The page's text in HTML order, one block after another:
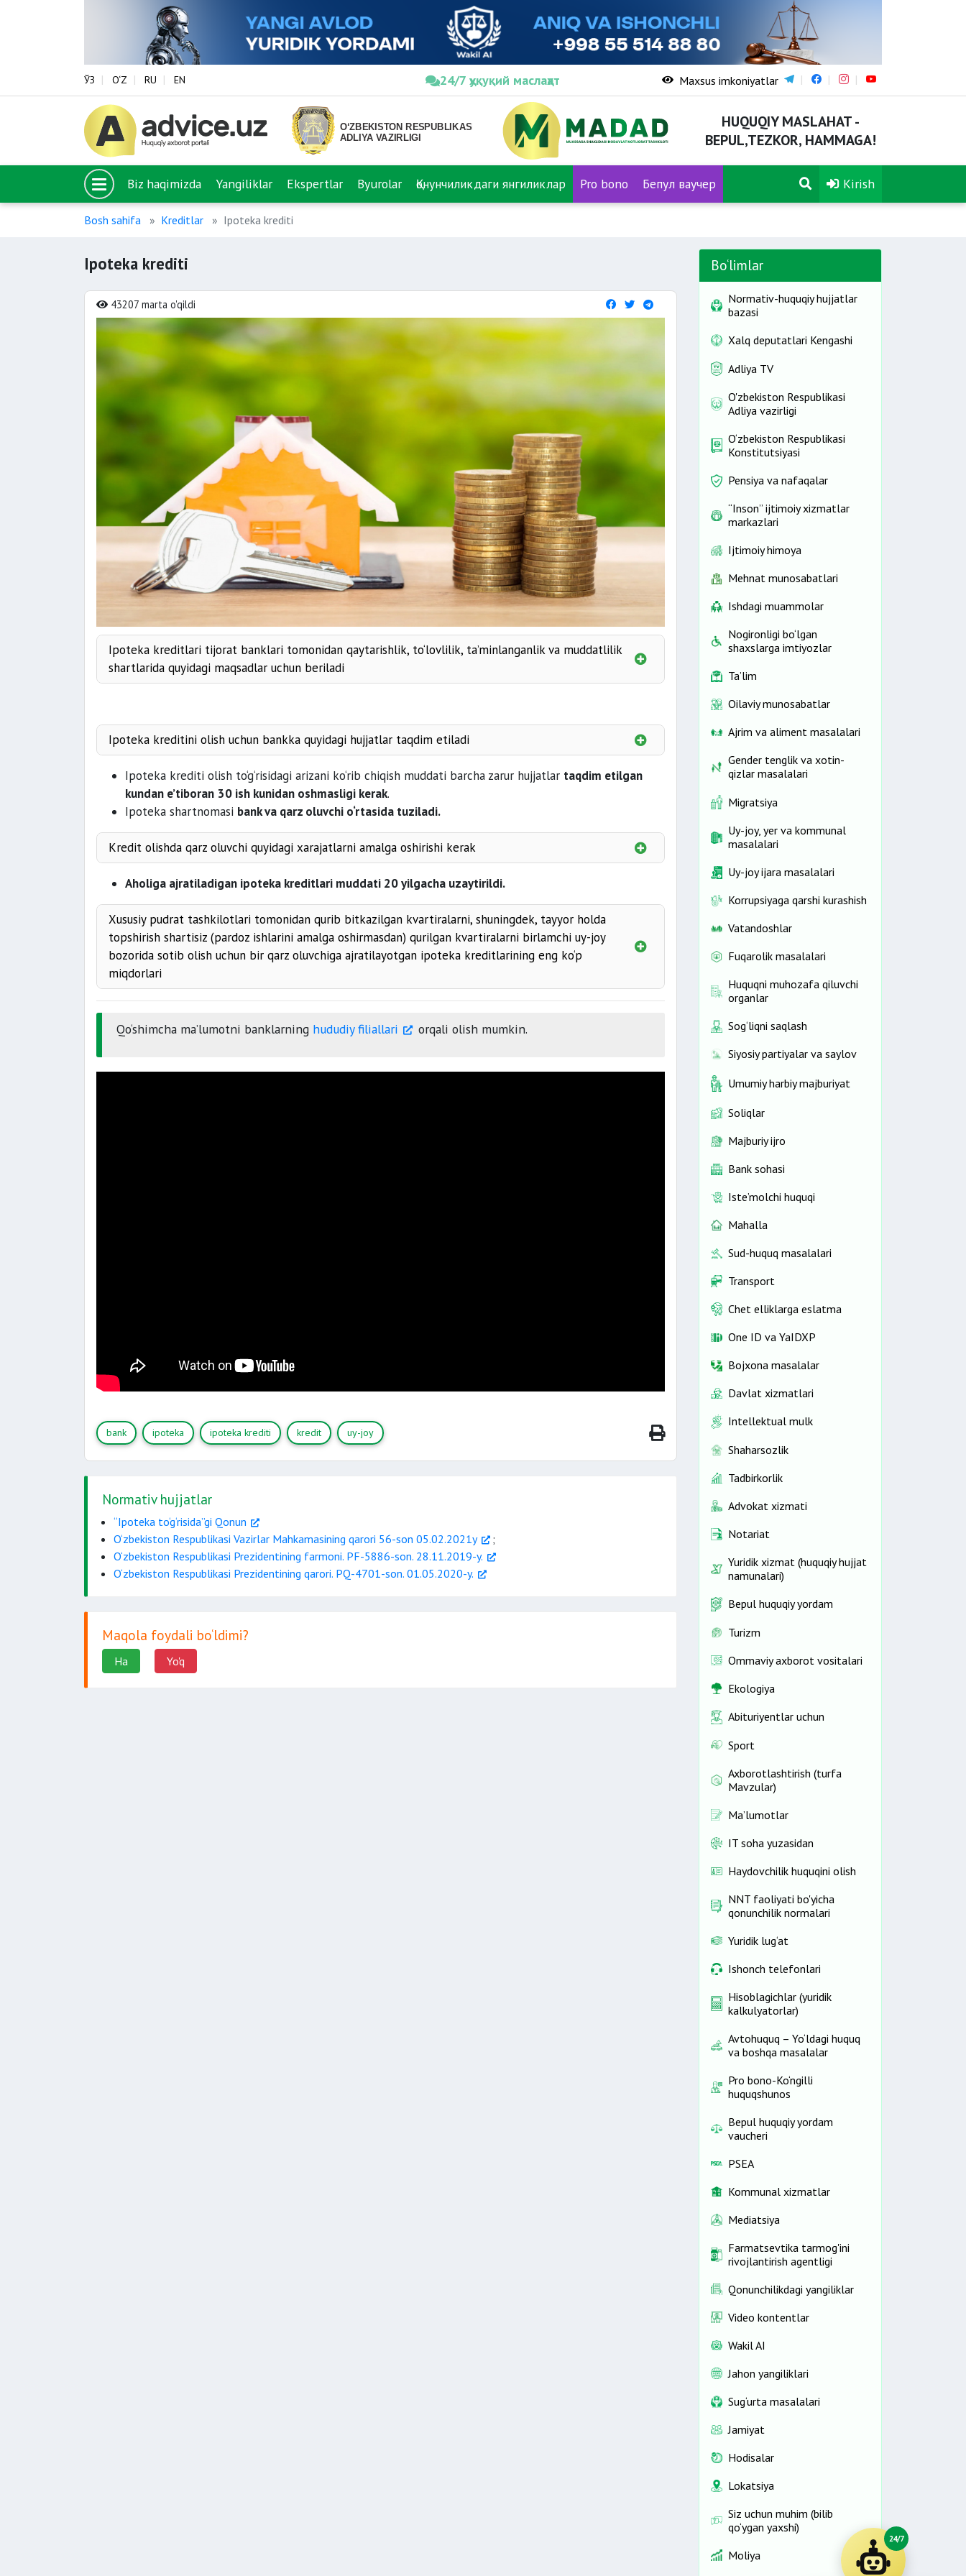
ЎЗ O‘Z RU EN 24/7 ҳуқуқий маслаҳат Maxsus imkoniyatlar
HUQUQIY MASLAHAT -
BEPUL,TEZKOR, HAMMAGA!
Biz haqimizda Yangiliklar Ekspertlar Byurolar Қонунчиликдаги янгиликлар Pro bono Бепул ваучер Kirish
Bosh sahifa Kreditlar Ipoteka krediti
Ipoteka krediti
43207 marta o'qildi
Ipoteka kreditlari tijorat banklari tomonidan qaytarishlik, to‘lovlilik, ta’minlanganlik va muddatlilik
shartlarida quyidagi maqsadlar uchun beriladi
ko‘p kvartirali
Ipoteka kreditini olish uchun bankka quyidagi hujjatlar taqdim etiladi
shartnomasi
Ipoteka krediti olish to‘g‘risidagi arizani ko‘rib chiqish muddati barcha zarur hujjatlar taqdim etilgan
kundan e’tiboran 30 ish kunidan oshmasligi kerak.
Ipoteka shartnomasi bank va qarz oluvchi o‘rtasida tuziladi.
Kredit olishda qarz oluvchi quyidagi xarajatlarni amalga oshirishi kerak
sug‘urtalash
og‘liq xarajatlar;
mulk qiymatini aniqlash bo‘yicha
Aholiga ajratiladigan ipoteka kreditlari muddati 20 yilgacha uzaytirildi.
Xususiy pudrat tashkilotlari tomonidan qurib bitkazilgan kvartiralarni, shuningdek, tayyor holda
topshirish shartisiz (pardoz ishlarini amalga oshirmasdan) qurilgan kvartiralarni birlamchi uy-joy
bozorida sotib olish uchun bir qarz oluvchiga ajratilayotgan ipoteka kreditlarining eng ko‘p
miqdorlari
qishloq joylarida
174 mln so‘mdan 240 mln
shaharlarda
Toshkent shahrida
Qo‘shimcha ma’lumotni banklarning hududiy filiallari orqali olish mumkin.
bank ipoteka ipoteka krediti kredit uy-joy
Normativ hujjatlar
“Ipoteka to‘g‘risida”gi Qonun
O‘zbekiston Respublikasi Vazirlar Mahkamasining qarori 56-son 05.02.2021y
;
O‘zbekiston Respublikasi Prezidentining farmoni. PF-5886-son. 28.11.2019-y.
O‘zbekiston Respublikasi Prezidentining qarori. PQ-4701-son. 01.05.2020-y.
Maqola foydali bo‘ldimi?
Ha Yo'q
Bo‘limlar
Normativ-huquqiy hujjatlar
bazasi
Xalq deputatlari Kengashi
Adliya TV
O'zbekiston Respublikasi
Adliya vazirligi
O‘zbekiston Respublikasi
Konstitutsiyasi
Pensiya va nafaqalar
“Inson” ijtimoiy xizmatlar
markazlari
Ijtimoiy himoya
Mehnat munosabatlari
Ishdagi muammolar
Nogironligi bo‘lgan
shaxslarga imtiyozlar
Ta’lim
Oilaviy munosabatlar
Ajrim va aliment masalalari
Gender tenglik va xotin-
qizlar masalalari
Migratsiya
Uy-joy, yer va kommunal
masalalari
Uy-joy ijara masalalari
Korrupsiyaga qarshi kurashish
Vatandoshlar
Fuqarolik masalalari
Huquqni muhozafa qiluvchi
organlar
Sog‘liqni saqlash
Siyosiy partiyalar va saylov
Umumiy harbiy majburiyat
Soliqlar
Majburiy ijro
Bank sohasi
Iste’molchi huquqi
Mahalla
Sud-huquq masalalari
Transport
Chet elliklarga eslatma
One ID vа YaIDXP
Bojxona masalalar
Davlat xizmatlari
Intellektual mulk
Shaharsozlik
Tadbirkorlik
Advokat xizmati
Notariat
Yuridik xizmat (huquqiy hujjat
namunalari)
Bepul huquqiy yordam
Turizm
Ommaviy axborot vositalari
Ekologiya
Abituriyentlar uchun
Sport
Axborotlashtirish (turfa
Mavzular)
Ma’lumotlar
IT soha yuzasidan
Haydovchilik huquqini olish
NNT faoliyati bo'yicha
qonunchilik normalari
Yuridik lug‘at
Ishonch telefonlari
Hisoblagichlar (yuridik
kalkulyatorlar)
Avtohuquq – Yo‘ldagi huquq
va boshqa masalalar
Pro bono-Ko‘ngilli
huquqshunos
Bepul huquqiy yordam
vaucheri
PSEA
Kommunal xizmatlar
Mediatsiya
Farmatsevtika tarmog'ini
rivojlantirish agentligi
Qonunchilikdagi yangiliklar
Video kontentlar
Wakil AI
Jahon yangiliklari
Sug‘urta masalalari
Jamiyat
Hodisalar
Lokatsiya
Siz uchun muhim (bilib
qo‘ygan yaxshi)
Moliya
24/7